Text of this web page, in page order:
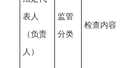
表人
（负责
人）
监管
分类
检查内容